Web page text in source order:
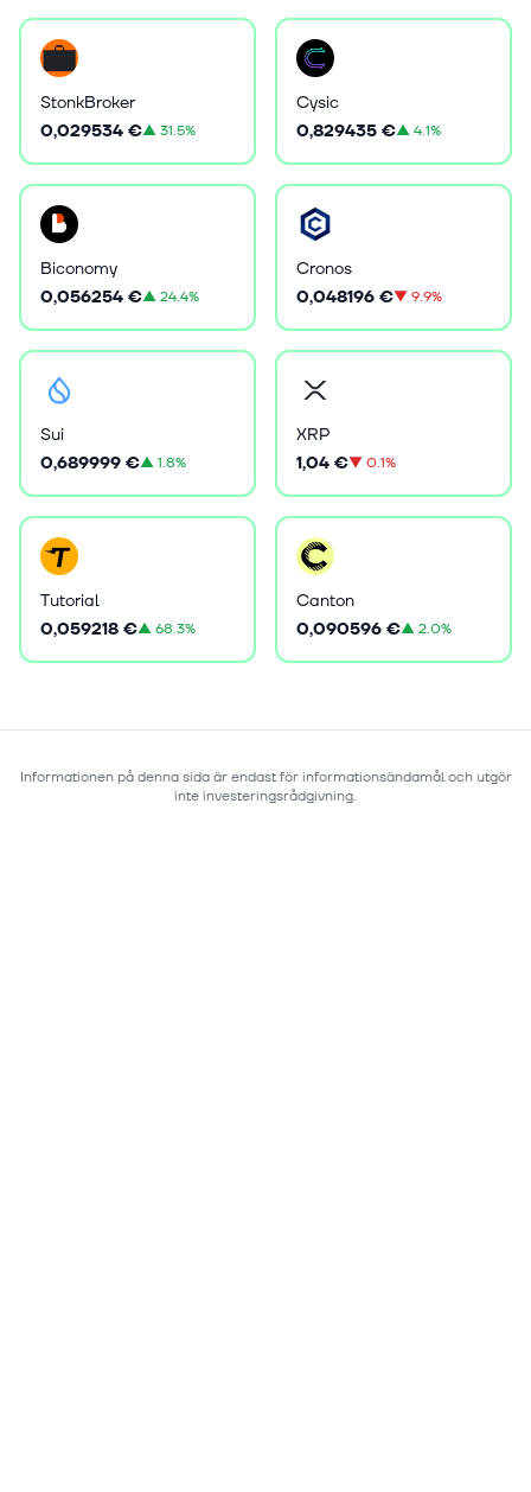
StonkBroker
0,029534 €▲31.5%
Cysic
0,829435 €▲4.1%
Biconomy
0,056254 €▲24.4%
Cronos
0,048196 €▼9.9%
Sui
0,689999 €▲1.8%
XRP
1,04 €▼0.1%
Tutorial
0,059218 €▲68.3%
Canton
0,090596 €▲2.0%
Informationen på denna sida är endast för informationsändamål och utgör
inte investeringsrådgivning.